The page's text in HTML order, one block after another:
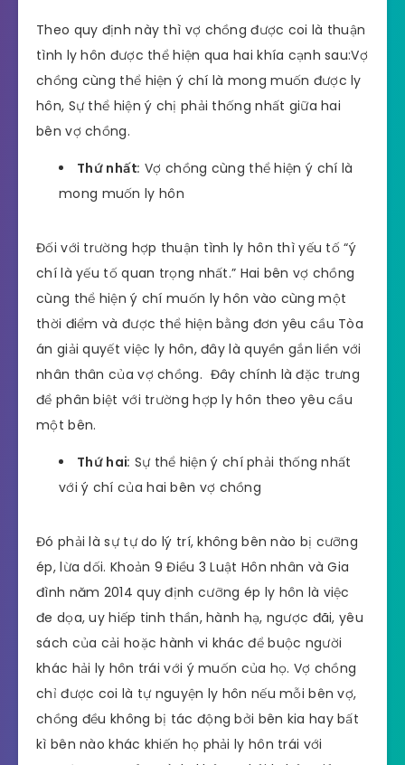
Theo quy định này thì vợ chồng được coi là thuận
tình ly hôn được thể hiện qua hai khía cạnh sau:Vợ
chồng cùng thể hiện ý chí là mong muốn được ly
hôn, Sự thể hiện ý chị phải thống nhất giữa hai
bên vợ chồng.
Thứ nhất:Vợ chồng cùng thể hiện ý chí là
mong muốn ly hôn
Đối với trường hợp thuận tình ly hôn thì yếu tố “ý
chí là yếu tố quan trọng nhất.” Hai bên vợ chồng
cùng thể hiện ý chí muốn ly hôn vào cùng một
thời điểm và được thể hiện bằng đơn yêu cầu Tòa
án giải quyết việc ly hôn, đây là quyền gắn liền với
nhân thân của vợ chồng. Đây chính là đặc trưng
để phân biệt với trường hợp ly hôn theo yêu cầu
một bên.
Thứ hai: Sự thể hiện ý chí phải thống nhất
với ý chí của hai bên vợ chồng
Đó phải là sự tự do lý trí, không bên nào bị cưỡng
ép, lừa dối. Khoản 9 Điều 3 Luật Hôn nhân và Gia
đình năm 2014 quy định cưỡng ép ly hôn là việc
đe dọa, uy hiếp tinh thần, hành hạ, ngược đãi, yêu
sách của cải hoặc hành vi khác để buộc người
khác hải ly hôn trái với ý muốn của họ. Vợ chồng
chỉ được coi là tự nguyện ly hôn nếu mỗi bên vợ,
chồng đều không bị tác động bởi bên kia hay bất
kì bên nào khác khiến họ phải ly hôn trái với